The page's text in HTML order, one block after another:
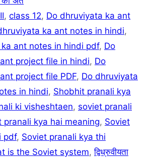
,class 12, Do dhruviyata ka ant
ka ant notes in hindi,
ant notes in hindi pdf, Do
project file in hindi, Do
project file PDF, Do dhruviyata
in hindi, Shobhit pranali kya
ki visheshtaen, soviet pranali
pranali kya hai meaning, Soviet
pdf, Soviet pranali kya thi
is the Soviet system,द्विध्रुवीयता